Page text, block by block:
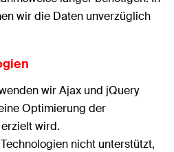
wir die Daten unverzüglich
wir Ajax und jQuery
Optimierung der
wird.
nicht unterstützt,